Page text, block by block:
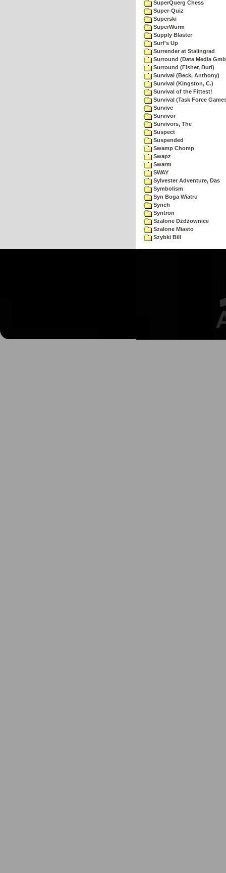
SuperQuerg Chess
Super-Quiz
Superski
SuperWurm
Supply Blaster
Surf's Up
Surrender at Stalingrad
Surround (Data Media
Surround (Fisher, Burl)
Survival (Beck, Anthony)
Survival (Kingston, C.)
Survival of the Fittest!
Survival (Task Force
Survive
Survivor
Survivors, The
Suspect
Suspended
Swamp Chomp
Swapz
Swarm
SWAY
Sylvester Adventure, Das
Symbolism
Syn Boga Wiatru
Synch
Syntron
Szalone Dżdżownice
Szalone Miasto
Szybki Bill